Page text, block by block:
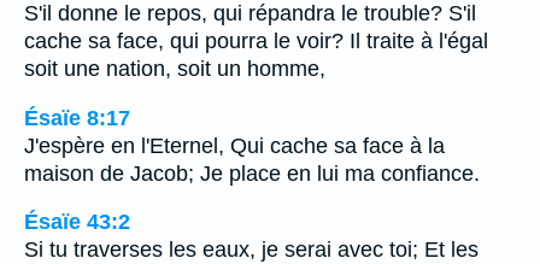
S'il donne le repos, qui répandra le trouble? S'il
cache sa face, qui pourra le voir? Il traite à l'égal
soit une nation, soit un homme,
Ésaïe 8:17
J'espère en l'Eternel, Qui cache sa face à la
maison de Jacob; Je place en lui ma confiance.
Ésaïe 43:2
Si tu traverses les eaux, je serai avec toi; Et les